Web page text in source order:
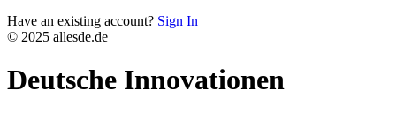
Have an existing account? Sign In
© 2025 allesde.de
Deutsche Innovationen